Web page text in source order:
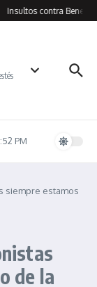
Insultos contra
PM
siempre estamos
de la